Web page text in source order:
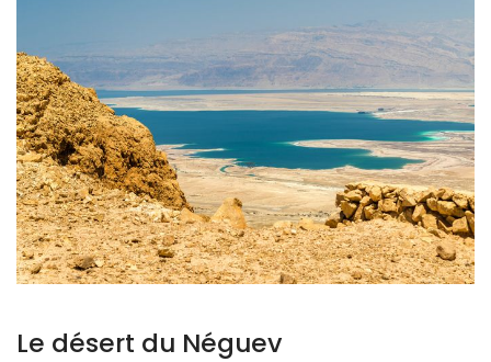
Le désert du Néguev